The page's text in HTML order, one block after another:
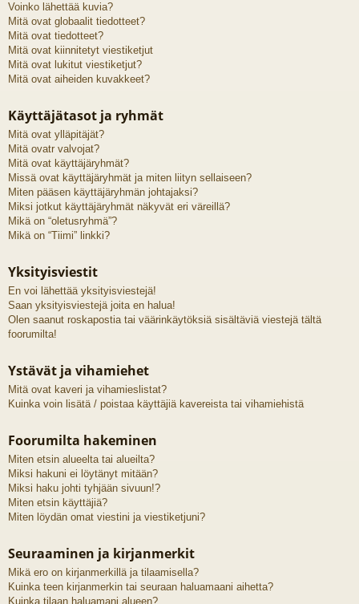
Voinko lähettää kuvia?
Mitä ovat globaalit tiedotteet?
Mitä ovat tiedotteet?
Mitä ovat kiinnitetyt viestiketjut
Mitä ovat lukitut viestiketjut?
Mitä ovat aiheiden kuvakkeet?
Käyttäjätasot ja ryhmät
Mitä ovat ylläpitäjät?
Mitä ovatr valvojat?
Mitä ovat käyttäjäryhmät?
Missä ovat käyttäjäryhmät ja miten liityn sellaiseen?
Miten pääsen käyttäjäryhmän johtajaksi?
Miksi jotkut käyttäjäryhmät näkyvät eri väreillä?
Mikä on “oletusryhmä”?
Mikä on “Tiimi” linkki?
Yksityisviestit
En voi lähettää yksityisviestejä!
Saan yksityisviestejä joita en halua!
Olen saanut roskapostia tai väärinkäytöksiä sisältäviä viestejä tältä
foorumilta!
Ystävät ja vihamiehet
Mitä ovat kaveri ja vihamieslistat?
Kuinka voin lisätä / poistaa käyttäjiä kavereista tai vihamiehistä
Foorumilta hakeminen
Miten etsin alueelta tai alueilta?
Miksi hakuni ei löytänyt mitään?
Miksi haku johti tyhjään sivuun!?
Miten etsin käyttäjiä?
Miten löydän omat viestini ja viestiketjuni?
Seuraaminen ja kirjanmerkit
Mikä ero on kirjanmerkillä ja tilaamisella?
Kuinka teen kirjanmerkin tai seuraan haluamaani aihetta?
Kuinka tilaan haluamani alueen?